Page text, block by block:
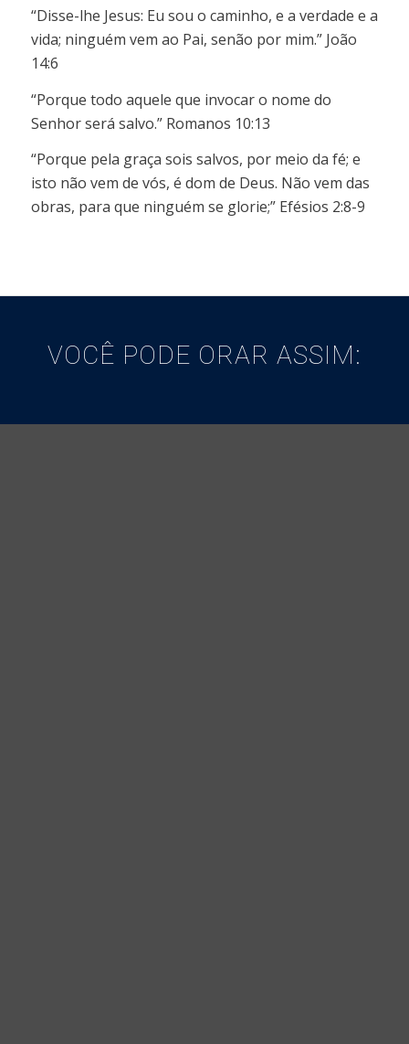
“Disse-lhe Jesus: Eu sou o caminho, e a verdade e a
vida; ninguém vem ao Pai, senão por mim.” João
14:6
“Porque todo aquele que invocar o nome do
Senhor será salvo.” Romanos 10:13
“Porque pela graça sois salvos, por meio da fé; e
isto não vem de vós, é dom de Deus. Não vem das
obras, para que ninguém se glorie;” Efésios 2:8-9
VOCÊ PODE ORAR ASSIM: